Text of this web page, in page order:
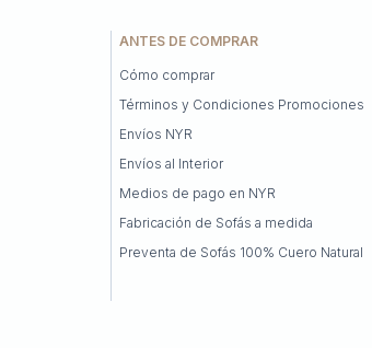
ANTES DE COMPRAR
Cómo comprar
Términos y Condiciones Promociones
Envíos NYR
Envíos al Interior
Medios de pago en NYR
Fabricación de Sofás a medida
Preventa de Sofás 100% Cuero Natural